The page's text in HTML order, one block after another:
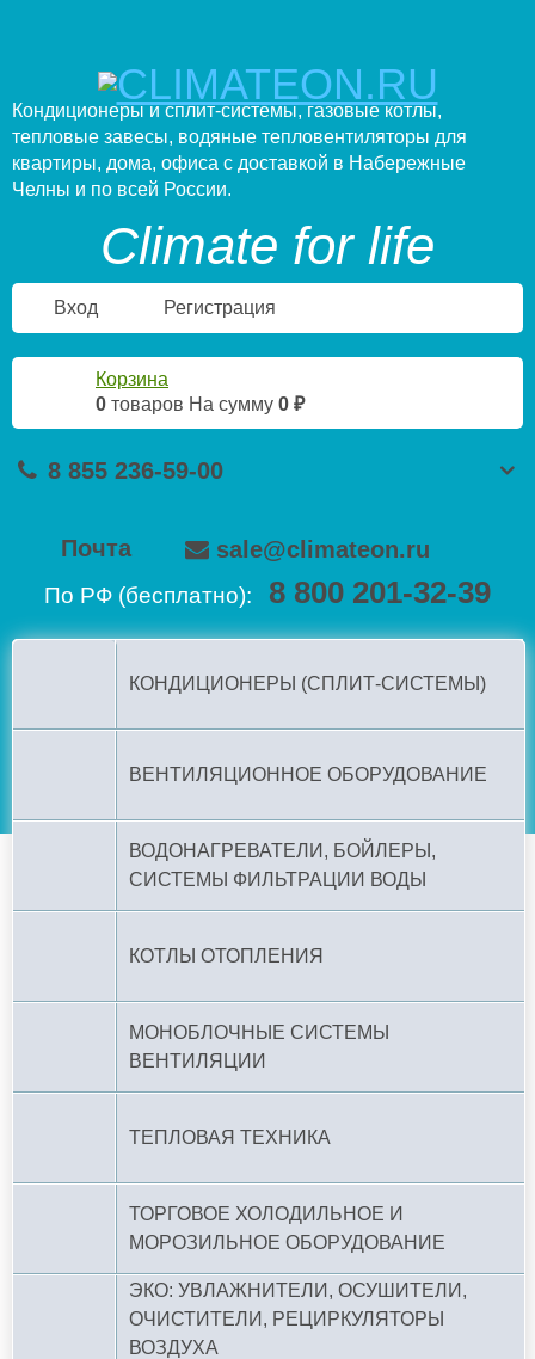
Кондиционеры и сплит-системы, газовые котлы,
тепловые завесы, водяные тепловентиляторы для
квартиры, дома, офиса с доставкой в Набережные
Челны и по всей России.
Climate for life
Вход Регистрация
Корзина
0 товаров На сумму 0 ₽
8 855 236-59-00
Почта sale@climateon.ru
По РФ (бесплатно): 8 800 201-32-39
КОНДИЦИОНЕРЫ (СПЛИТ-СИСТЕМЫ)
ВЕНТИЛЯЦИОННОЕ ОБОРУДОВАНИЕ
ВОДОНАГРЕВАТЕЛИ, БОЙЛЕРЫ,
СИСТЕМЫ ФИЛЬТРАЦИИ ВОДЫ
КОТЛЫ ОТОПЛЕНИЯ
МОНОБЛОЧНЫЕ СИСТЕМЫ
ВЕНТИЛЯЦИИ
ТЕПЛОВАЯ ТЕХНИКА
ТОРГОВОЕ ХОЛОДИЛЬНОЕ И
МОРОЗИЛЬНОЕ ОБОРУДОВАНИЕ
ЭКО: УВЛАЖНИТЕЛИ, ОСУШИТЕЛИ,
ОЧИСТИТЕЛИ, РЕЦИРКУЛЯТОРЫ
ВОЗДУХА